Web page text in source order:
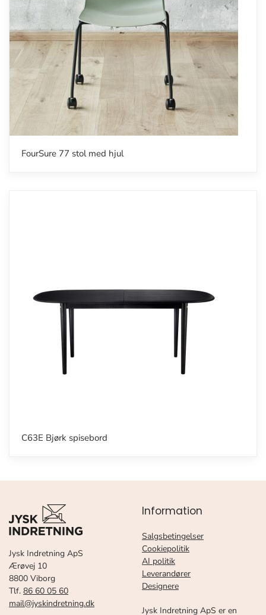
FourSure 77 stol med hjul
C63E Bjørk spisebord
Jysk Indretning ApS
Ærøvej 10
8800 Viborg
Tlf. 86 60 05 60
mail@jyskindretning.dk
Information
Salgsbetingelser
Cookiepolitik
AI politik
Leverandører
Designere
Jysk Indretning ApS er en